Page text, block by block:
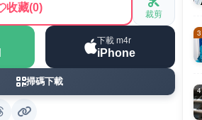
收藏(0) 裁剪
下載 m4r
iPhone
掃碼下載
3
4